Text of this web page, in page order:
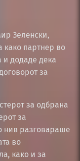
Зеленски,
како партнер во
и додаде дека
за
за одбрана
за
нив разговараше
во
како и за